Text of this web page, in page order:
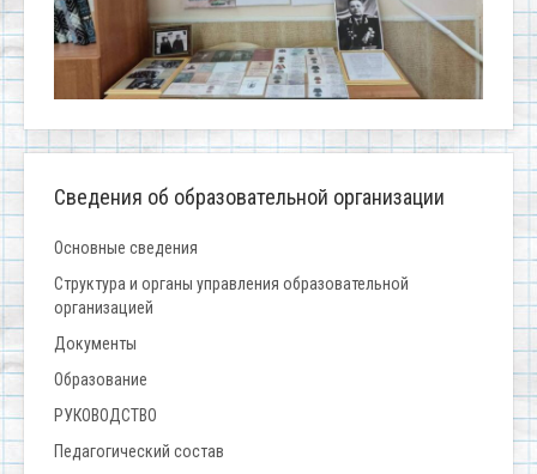
Сведения об образовательной организации
Основные сведения
Структура и органы управления образовательной
организацией
Документы
Образование
РУКОВОДСТВО
Педагогический состав